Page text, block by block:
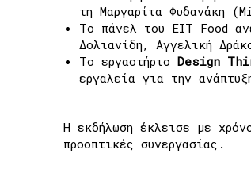
τη Μαργαρίτα Φυδανάκη
Το πάνελ του EIT Food
Δολιανίδη, Αγγελική
Το εργαστήριο Design
εργαλεία για την
Η εκδήλωση έκλεισε με
προοπτικές συνεργασίας.